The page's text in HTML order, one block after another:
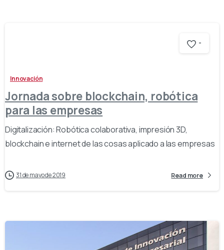
-
Innovación
Jornada sobre blockchain, robótica
para las empresas
Digitalización: Robótica colaborativa, impresión 3D,
blockchain e internet de las cosas aplicado a las empresas
31 de mayo de 2019 Read more